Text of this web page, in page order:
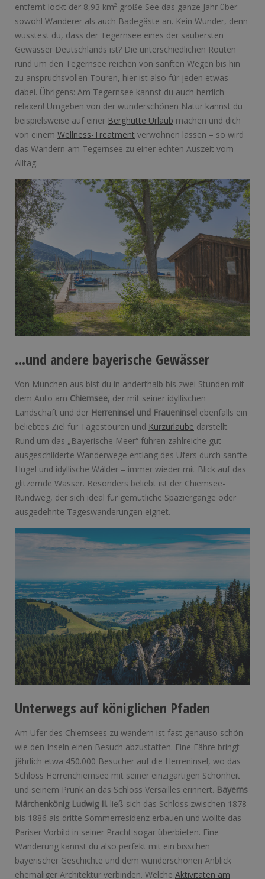
entfernt lockt der 8,93 km² große See das ganze Jahr über
sowohl Wanderer als auch Badegäste an. Kein Wunder, denn
wusstest du, dass der Tegernsee eines der saubersten
Gewässer Deutschlands ist? Die unterschiedlichen Routen
rund um den Tegernsee reichen von sanften Wegen bis hin
zu anspruchsvollen Touren, hier ist also für jeden etwas
dabei. Übrigens: Am Tegernsee kannst du auch herrlich
relaxen! Umgeben von der wunderschönen Natur kannst du
beispielsweise auf einer Berghütte Urlaub machen und dich
von einem Wellness-Treatment verwöhnen lassen – so wird
das Wandern am Tegernsee zu einer echten Auszeit vom
Alltag.
…und andere bayerische Gewässer
Von München aus bist du in anderthalb bis zwei Stunden mit
dem Auto am Chiemsee, der mit seiner idyllischen
Landschaft und der Herreninsel und Fraueninsel ebenfalls ein
beliebtes Ziel für Tagestouren und Kurzurlaube darstellt.
Rund um das „Bayerische Meer“ führen zahlreiche gut
ausgeschilderte Wanderwege entlang des Ufers durch sanfte
Hügel und idyllische Wälder – immer wieder mit Blick auf das
glitzernde Wasser. Besonders beliebt ist der Chiemsee-
Rundweg, der sich ideal für gemütliche Spaziergänge oder
ausgedehnte Tageswanderungen eignet.
Unterwegs auf königlichen Pfaden
Am Ufer des Chiemsees zu wandern ist fast genauso schön
wie den Inseln einen Besuch abzustatten. Eine Fähre bringt
jährlich etwa 450.000 Besucher auf die Herreninsel, wo das
Schloss Herrenchiemsee mit seiner einzigartigen Schönheit
und seinem Prunk an das Schloss Versailles erinnert. Bayerns
Märchenkönig Ludwig II. ließ sich das Schloss zwischen 1878
bis 1886 als dritte Sommerresidenz erbauen und wollte das
Pariser Vorbild in seiner Pracht sogar überbieten. Eine
Wanderung kannst du also perfekt mit ein bisschen
bayerischer Geschichte und dem wunderschönen Anblick
ehemaliger Architektur verbinden. Welche Aktivitäten am